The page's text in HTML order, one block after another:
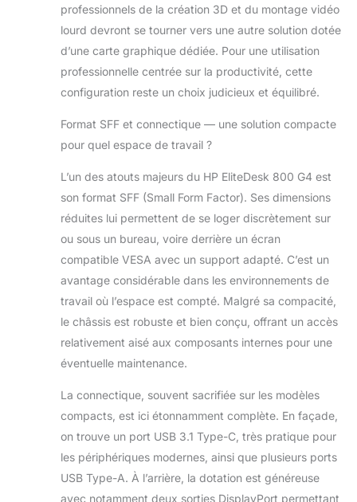
professionnels de la création 3D et du montage vidéo
lourd devront se tourner vers une autre solution dotée
d’une carte graphique dédiée. Pour une utilisation
professionnelle centrée sur la productivité, cette
configuration reste un choix judicieux et équilibré.
Format SFF et connectique — une solution compacte
pour quel espace de travail ?
L’un des atouts majeurs du HP EliteDesk 800 G4 est
son format SFF (Small Form Factor). Ses dimensions
réduites lui permettent de se loger discrètement sur
ou sous un bureau, voire derrière un écran
compatible VESA avec un support adapté. C’est un
avantage considérable dans les environnements de
travail où l’espace est compté. Malgré sa compacité,
le châssis est robuste et bien conçu, offrant un accès
relativement aisé aux composants internes pour une
éventuelle maintenance.
La connectique, souvent sacrifiée sur les modèles
compacts, est ici étonnamment complète. En façade,
on trouve un port USB 3.1 Type-C, très pratique pour
les périphériques modernes, ainsi que plusieurs ports
USB Type-A. À l’arrière, la dotation est généreuse
avec notamment deux sorties DisplayPort permettant